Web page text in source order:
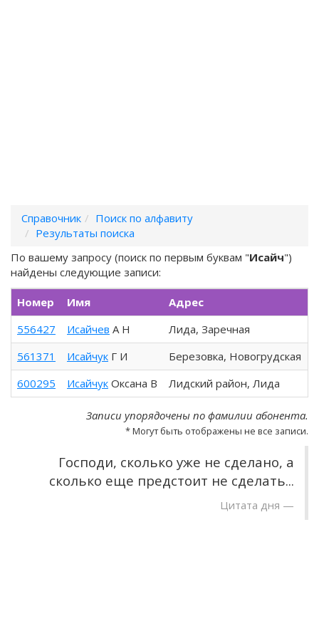
Справочник
Поиск по алфавиту
Результаты поиска
По вашему запросу (поиск по первым буквам "Исайч")
найдены следующие записи:
Номер Имя Адрес
556427
Исайчев А Н Лида, Заречная
561371 Исайчук Г И Березовка, Новогрудская
600295 Исайчук Оксана В Лидский район, Лида
Записи упорядочены по фамилии абонента.
* Могут быть отображены не все записи.
Господи, сколько уже не сделано, а
сколько еще предстоит не сделать...
Цитата дня